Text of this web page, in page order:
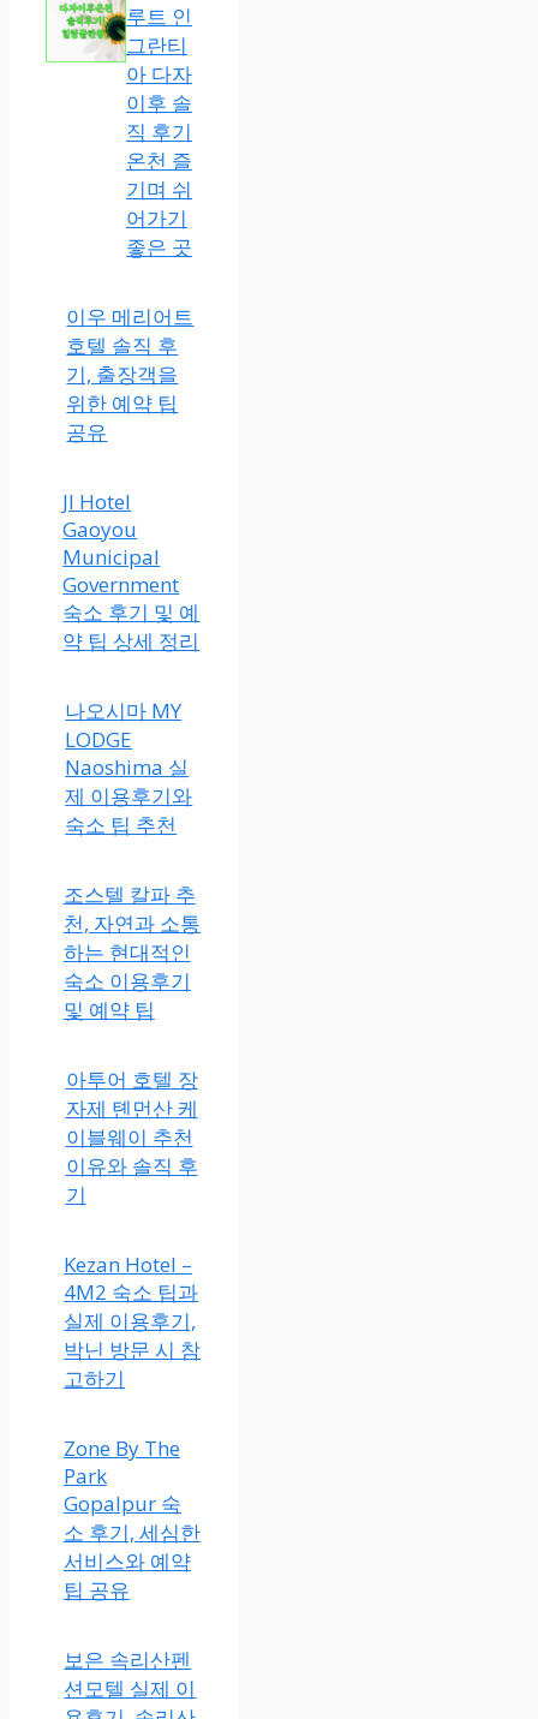
루트 인
그란티
아 다자
이후 솔
직 후기
온천 즐
기며 쉬
어가기
좋은 곳
이우 메리어트
호텔 솔직 후
기, 출장객을
위한 예약 팁
공유
JI Hotel
Gaoyou
Municipal
Government
숙소 후기 및 예
약 팁 상세 정리
나오시마 MY
LODGE
Naoshima 실
제 이용후기와
숙소 팁 추천
조스텔 칼파 추
천, 자연과 소통
하는 현대적인
숙소 이용후기
및 예약 팁
아투어 호텔 장
자제 톈먼산 케
이블웨이 추천
이유와 솔직 후
기
Kezan Hotel –
4M2 숙소 팁과
실제 이용후기,
박닌 방문 시 참
고하기
Zone By The
Park
Gopalpur 숙
소 후기, 세심한
서비스와 예약
팁 공유
보은 속리산펜
션모텔 실제 이